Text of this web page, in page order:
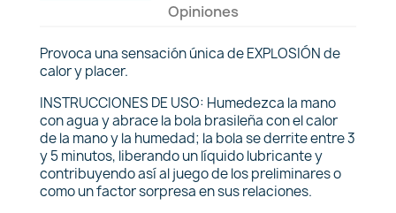
Opiniones
Provoca una sensación única de EXPLOSIÓN de
calor y placer.
INSTRUCCIONES DE USO: Humedezca la mano
con agua y abrace la bola brasileña con el calor
de la mano y la humedad; la bola se derrite entre 3
y 5 minutos, liberando un líquido lubricante y
contribuyendo así al juego de los preliminares o
como un factor sorpresa en sus relaciones.